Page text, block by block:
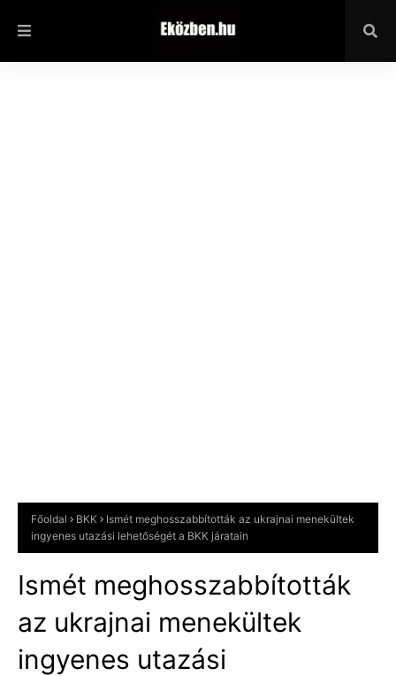
Főoldal BKK
Ismét meghosszabbították az ukrajnai menekültek
ingyenes utazási lehetőségét a BKK járatain
Ismét meghosszabbították
az ukrajnai menekültek
ingyenes utazási